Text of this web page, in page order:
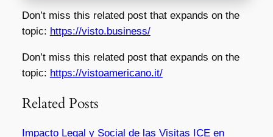
Don’t miss this related post that expands on the
topic: https://visto.business/
Don’t miss this related post that expands on the
topic: https://vistoamericano.it/
Related Posts
Impacto Legal y Social de las Visitas ICE en